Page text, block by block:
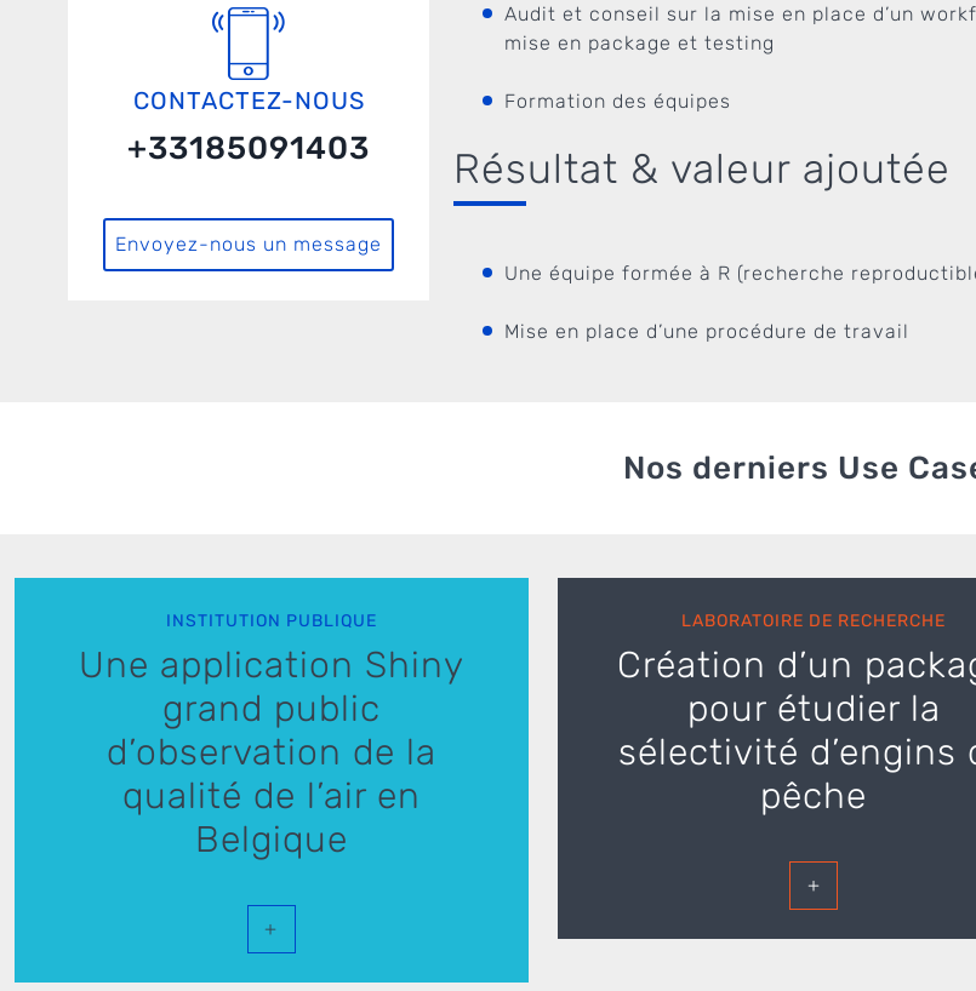
CONTACTEZ-NOUS
+33185091403
Envoyez-nous un message
Audit et conseil sur la mise en place d’un
mise en package et testing
Formation des équipes
Résultat & valeur ajoutée
Une équipe formée à R (recherche
Mise en place d’une procédure de travail
Nos derniers Use
INSTITUTION PUBLIQUE
Une application Shiny
grand public
d’observation de la
qualité de l’air en
Belgique
+
LABORATOIRE DE RECHERCHE
Création d’un
pour étudier la
sélectivité d’engins
pêche
+